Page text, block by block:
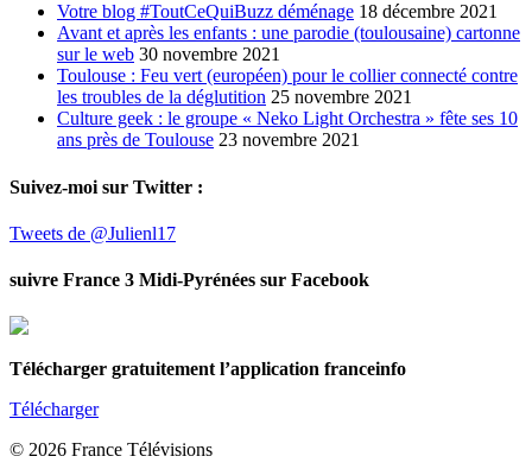
Votre blog #ToutCeQuiBuzz déménage 18 décembre 2021
Avant et après les enfants : une parodie (toulousaine) cartonne
sur le web 30 novembre 2021
Toulouse : Feu vert (européen) pour le collier connecté contre
les troubles de la déglutition 25 novembre 2021
Culture geek : le groupe « Neko Light Orchestra » fête ses 10
ans près de Toulouse 23 novembre 2021
Suivez-moi sur Twitter :
Tweets de @Julienl17
suivre France 3 Midi-Pyrénées sur Facebook
Télécharger gratuitement l’application franceinfo
Télécharger
© 2026 France Télévisions